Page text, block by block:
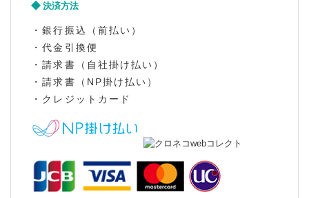
決済方法
・銀行振込（前払い）
・代金引換便
・請求書（自社掛け払い）
・請求書（NP掛け払い）
・クレジットカード